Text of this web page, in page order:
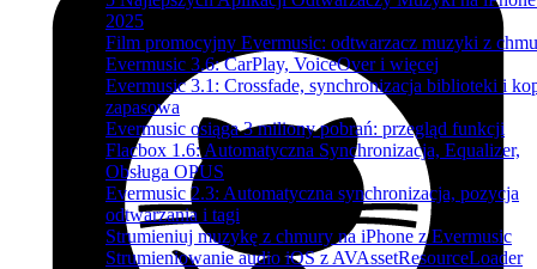
2025
Film promocyjny Evermusic: odtwarzacz muzyki z
Evermusic 3.6: CarPlay, VoiceOver i więcej
Evermusic 3.1: Crossfade, synchronizacja biblioteki i
zapasowa
Evermusic osiąga 3 miliony pobrań: przegląd funkcji
Flacbox 1.6: Automatyczna Synchronizacja, Equalizer,
Obsługa OPUS
Evermusic 2.3: Automatyczna synchronizacja, pozycja
odtwarzania i tagi
Strumieniuj muzykę z chmury na iPhone z Evermusic
Strumieniowanie audio iOS z AVAssetResourceLoader